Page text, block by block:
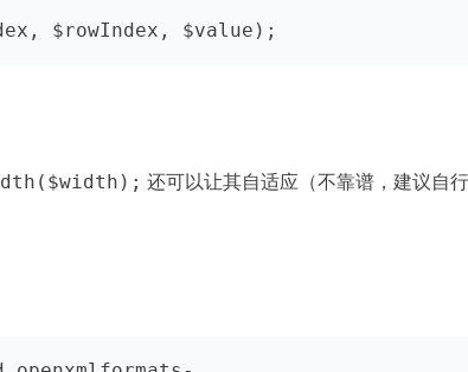
$rowIndex, $value);
还可以让其自适应（不靠谱，建议自